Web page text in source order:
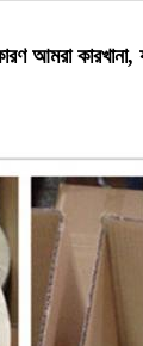
আমরা